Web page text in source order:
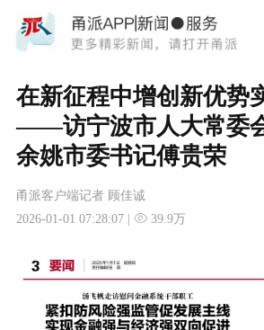
在新征程中增创新优势
——访宁波市人大常委
余姚市委书记傅贵荣
甬派客户端记者 顾佳诚
2026-01-01 07:28:07 |
39.9万